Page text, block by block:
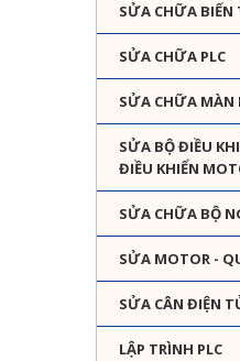
SỬA CHỮA BIẾN
SỬA CHỮA PLC
SỬA CHỮA MÀN
SỬA BỘ ĐIỀU
ĐIỀU KHIỂN
SỬA CHỮA BỘ
SỬA MOTOR -
SỬA CÂN ĐIỆN
LẬP TRÌNH PLC